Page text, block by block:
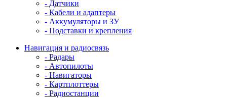
- Датчики
- Кабели и адаптеры
- Аккумуляторы и ЗУ
- Подставки и крепления
Навигация и радиосвязь
- Радары
- Автопилоты
- Навигаторы
- Картплоттеры
- Радиостанции